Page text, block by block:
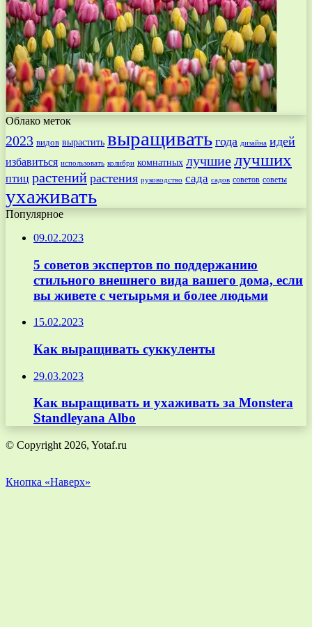
Облако меток
2023 видов вырастить выращивать года дизайна идей
избавиться использовать колибри комнатных лучшиелучших
птиц растений растения руководство сада садов советов советы
ухаживать
Популярное
09.02.2023
5 советов экспертов по поддержанию
стильного внешнего вида вашего дома, если
вы живете с четырьмя и более людьми
15.02.2023
Как выращивать суккуленты
29.03.2023
Как выращивать и ухаживать за Monstera
Standleyana Albo
© Copyright 2026, Yotaf.ru
Кнопка «Наверх»